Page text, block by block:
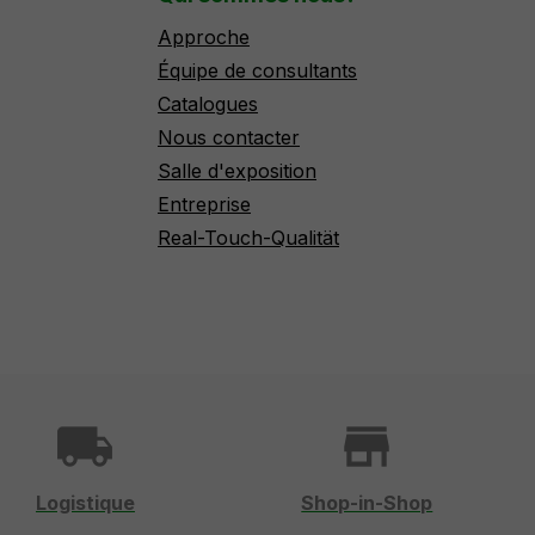
Approche
Équipe de consultants
Catalogues
Nous contacter
Salle d'exposition
Entreprise
Real-Touch-Qualität
local_shipping
Logistique
store
Shop-in-Shop